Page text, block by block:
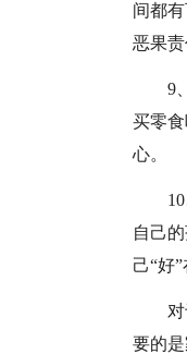
间都
恶果责
9
买零
心。
自己
己“好
要的